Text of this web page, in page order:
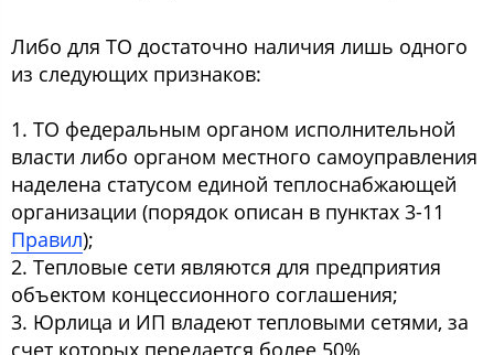
Либо для ТО достаточно наличия лишь одного
из следующих признаков:
1. ТО федеральным органом исполнительной
власти либо органом местного самоуправления
наделена статусом единой теплоснабжающей
организации (порядок описан в пунктах 3-11
Правил);
2. Тепловые сети являются для предприятия
объектом концессионного соглашения;
3. Юрлица и ИП владеют тепловыми сетями, за
счет которых передается более 50%